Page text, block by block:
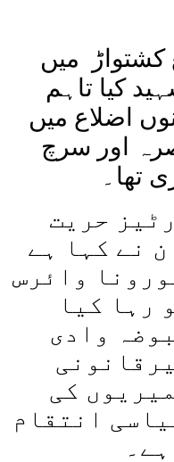
کشتواڑ میں
کیا تاہم
اضلاع میں
اور سرچ
تھا۔
حریت
نے کہا ہے
وائرس
رہا کیا
وادی
کی
انتقام